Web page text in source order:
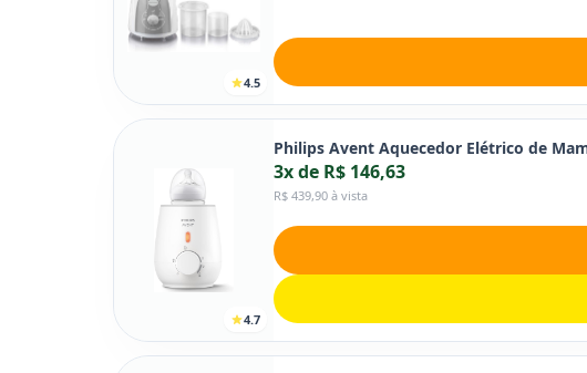
4.5
4.7
Philips Avent Aquecedor Elétrico de
3x de R$ 146,63
R$ 439,90 à vista